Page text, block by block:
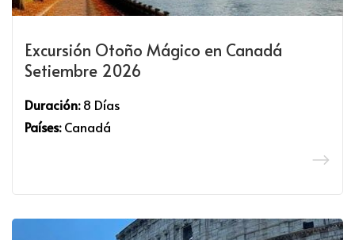
Excursión Otoño Mágico en Canadá
Setiembre 2026
Duración:8 Días
Países:Canadá